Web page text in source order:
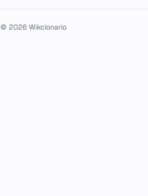
© 2026 Wikcionario